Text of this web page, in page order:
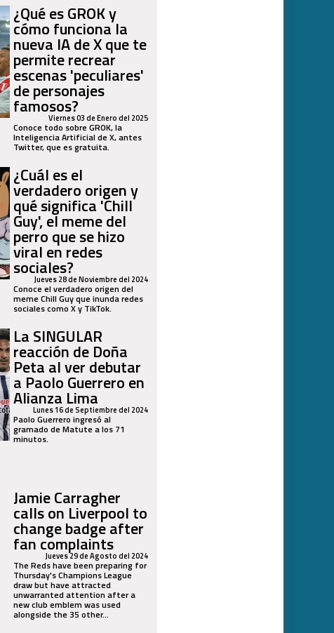
¿Qué es GROK y
cómo funciona la
nueva IA de X que te
permite recrear
escenas 'peculiares'
de personajes
famosos?Viernes 03 de Enero del 2025
Conoce todo sobre GROK, la
Inteligencia Artificial de X, antes
Twitter, que es gratuita.
¿Cuál es el
verdadero origen y
qué significa 'Chill
Guy', el meme del
perro que se hizo
viral en redes
sociales?
Jueves 28 de Noviembre del 2024
Conoce el verdadero origen del
meme Chill Guy que inunda redes
sociales como X y TikTok.
La SINGULAR
reacción de Doña
Peta al ver debutar
a Paolo Guerrero en
Alianza Lima
Lunes 16 de Septiembre del 2024
Paolo Guerrero ingresó al
gramado de Matute a los 71
minutos.
Jamie Carragher
calls on Liverpool to
change badge after
fan complaints
Jueves 29 de Agosto del 2024
The Reds have been preparing for
Thursday's Champions League
draw but have attracted
unwarranted attention after a
new club emblem was used
alongside the 35 other...